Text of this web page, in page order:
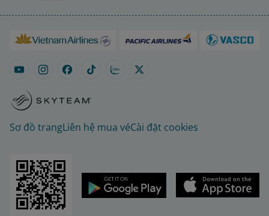
Sơ đồ trangLiên hệ mua véCài đặt cookies